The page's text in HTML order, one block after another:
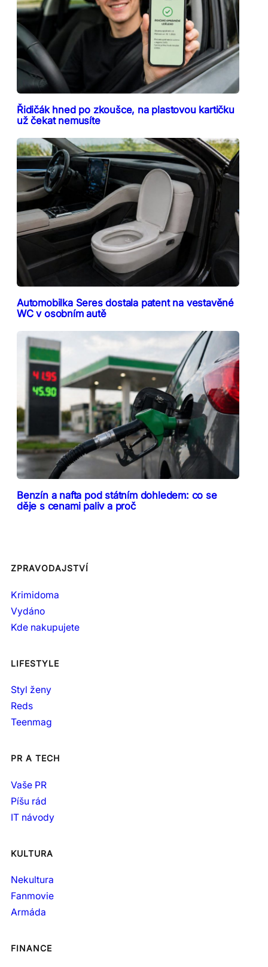
Řidičák hned po zkoušce, na plastovou kartičku
už čekat nemusíte
Automobilka Seres dostala patent na vestavěné
WC v osobním autě
Benzín a nafta pod státním dohledem: co se
děje s cenami paliv a proč
ZPRAVODAJSTVÍ
Krimidoma
Vydáno
Kde nakupujete
LIFESTYLE
Styl ženy
Reds
Teenmag
PR A TECH
Vaše PR
Píšu rád
IT návody
KULTURA
Nekultura
Fanmovie
Armáda
FINANCE